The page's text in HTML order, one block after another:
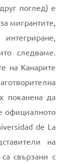
поглед) е
мигрантите,
следваме.
на Канарите
поканена да
официалното
de La
на
свързани с